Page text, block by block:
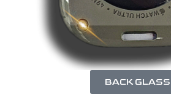
BACK GLASS